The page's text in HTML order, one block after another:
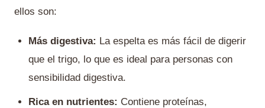
ellos son:
Más digestiva: La espelta es más fácil de digerir
que el trigo, lo que es ideal para personas con
sensibilidad digestiva.
Rica en nutrientes: Contiene proteínas,